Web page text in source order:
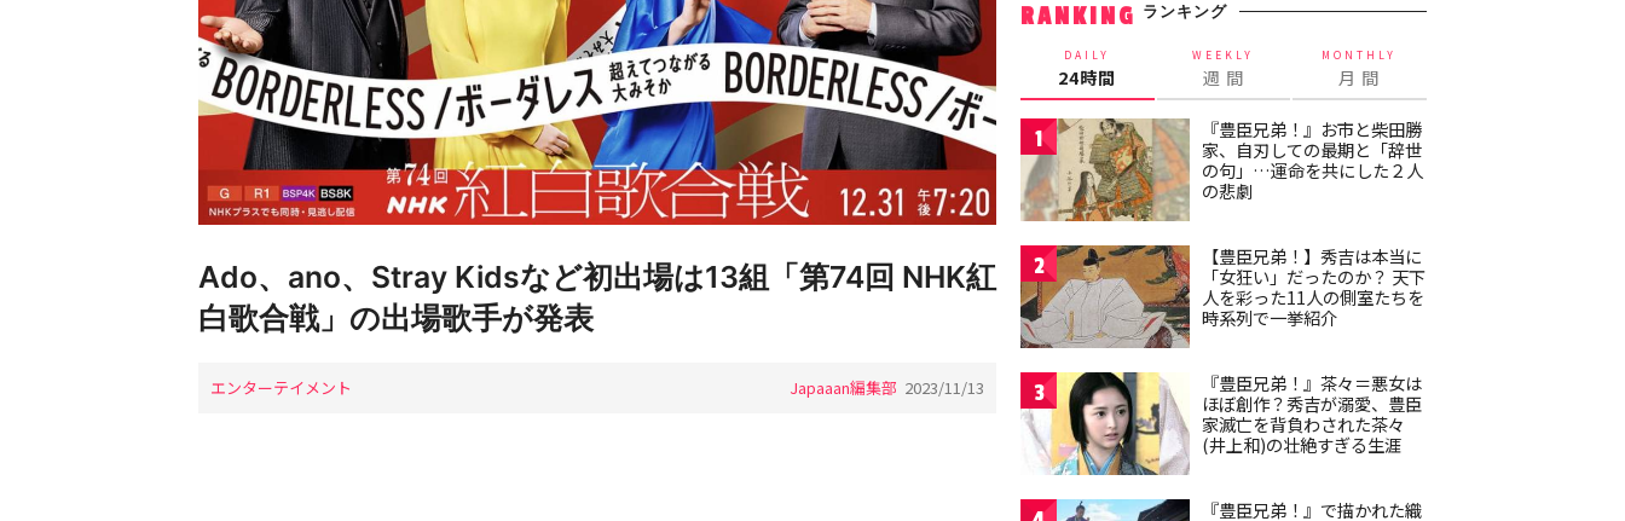
Ado、ano、Stray Kidsなど初出場は13組「第74回 NHK紅
白歌合戦」の出場歌手が発表
エンターテイメント Japaaan編集部 2023/11/13
RANKING ランキング
DAILY
24時間
WEEKLY
週 間
MONTHLY
月 間
1
『豊臣兄弟！』お市と柴田勝
家、自刃しての最期と「辞世
の句」…運命を共にした２人
の悲劇
2
【豊臣兄弟！】秀吉は本当に
「女狂い」だったのか？ 天下
人を彩った11人の側室たちを
時系列で一挙紹介
3
『豊臣兄弟！』茶々＝悪女は
ほぼ創作？秀吉が溺愛、豊臣
家滅亡を背負わされた茶々
(井上和)の壮絶すぎる生涯
『豊臣兄弟！』で描かれた織